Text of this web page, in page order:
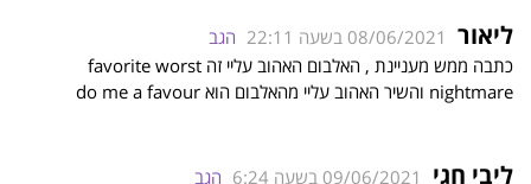
ליאור 08/06/2021 בשעה 22:11
הגב
כתבה ממש מעניינת , האלבום האהוב עליי זה favorite worst
nightmare והשיר האהוב עליי מהאלבום הוא do me a favour
ליבי חגי 09/06/2021 בשעה 6:24
הגב